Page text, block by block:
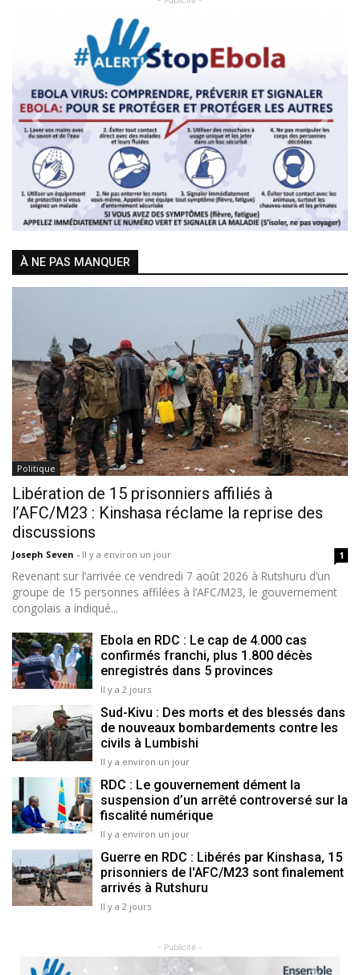
Previous Next
À NE PAS MANQUER
Politique
Libération de 15 prisonniers affiliés à
l’AFC/M23 : Kinshasa réclame la reprise des
discussions
Joseph Seven - Il y a environ un jour 1
Revenant sur l’arrivée ce vendredi 7 août 2026 à Rutshuru d’un
groupe de 15 personnes affilées à l’AFC/M23, le gouvernement
congolais a indiqué...
Ebola en RDC : Le cap de 4.000 cas
confirmés franchi, plus 1.800 décès
enregistrés dans 5 provinces
Il y a 2 jours
Sud-Kivu : Des morts et des blessés dans
de nouveaux bombardements contre les
civils à Lumbishi
Il y a environ un jour
RDC : Le gouvernement dément la
suspension d’un arrêté controversé sur la
fiscalité numérique
Il y a environ un jour
Guerre en RDC : Libérés par Kinshasa, 15
prisonniers de l'AFC/M23 sont finalement
arrivés à Rutshuru
Il y a 2 jours
- Publicité -